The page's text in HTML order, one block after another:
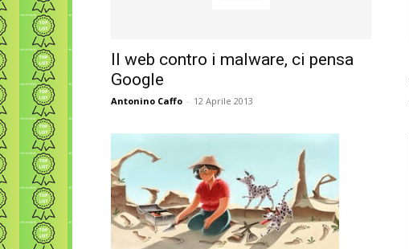
Il web contro i malware, ci pensa
Google
Antonino Caffo - 12 Aprile 2013